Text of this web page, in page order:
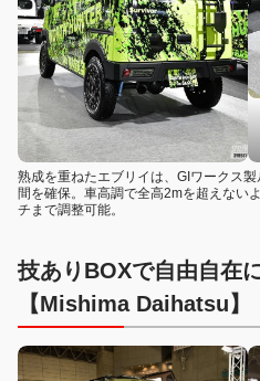
熟成を重ねたエブリイは、GIワークス
間を確保。車高調で全高2mを超えない
チまで調整可能。
技ありBOXで自由自在
【Mishima Daihatsu】